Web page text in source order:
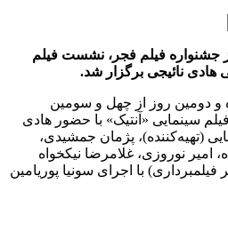
جشنواره فیلم فجر، نشست فیلم
هادی نائیجی برگزار شد.
و دومین روز از چهل و سومین
سینمایی «آنتیک» با حضور هادی
(تهیه‌کننده)، پژمان جمشیدی،
امیر نوروزی، غلامرضا نیکخواه
با اجرای سونیا پوریامین